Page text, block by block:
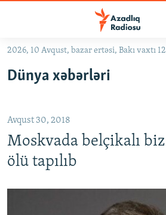
Əsas
qayıt
qayıt
Axtarışa
#İZAHLA
#ƏSLINDƏ
QANUNI DOĞRU
2026, 10 Avqust, bazar ertəsi, Bakı vaxtı
Dünya xəbərləri
Avqust 30, 2018
Moskvada belçikalı
ölü tapılıb